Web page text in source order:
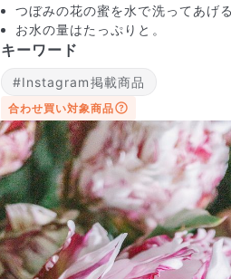
もし届いたお花に「枯れている」「
あった場合は、些細なことでもお気
ださい。ご返金にて補償いたします。
つぼみの花の蜜を水で洗ってあげ
お水の量はたっぷりと。
キーワード
#Instagram掲載商品
合わせ買い対象商品